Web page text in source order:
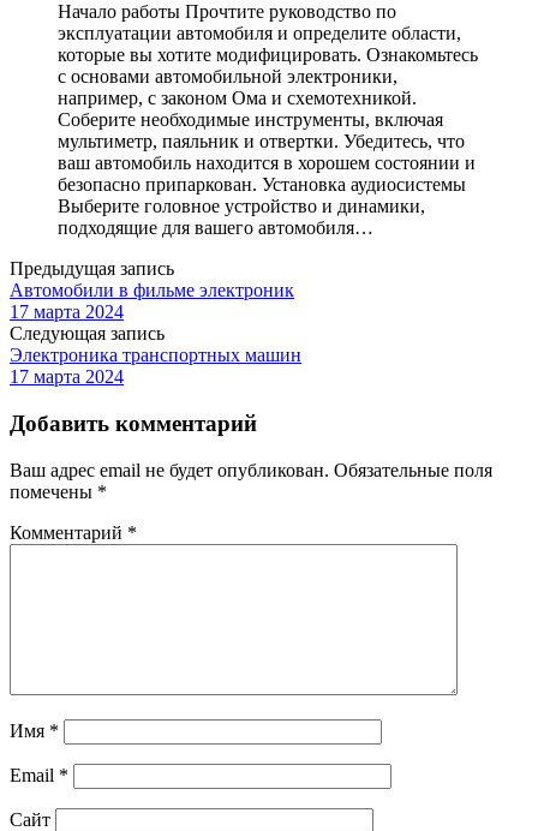
Начало работы Прочтите руководство по
эксплуатации автомобиля и определите области,
которые вы хотите модифицировать. Ознакомьтесь
с основами автомобильной электроники,
например, с законом Ома и схемотехникой.
Соберите необходимые инструменты, включая
мультиметр, паяльник и отвертки. Убедитесь, что
ваш автомобиль находится в хорошем состоянии и
безопасно припаркован. Установка аудиосистемы
Выберите головное устройство и динамики,
подходящие для вашего автомобиля…
Предыдущая запись
Автомобили в фильме электроник
17 марта 2024
Следующая запись
Электроника транспортных машин
17 марта 2024
Добавить комментарий
Ваш адрес email не будет опубликован. Обязательные поля
помечены *
Комментарий *
Имя *
Email *
Сайт